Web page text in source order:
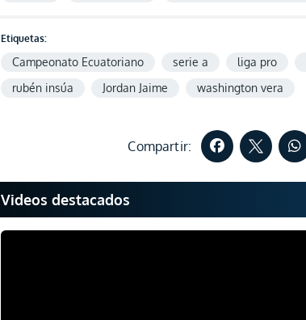
Etiquetas:
Campeonato Ecuatoriano serie a liga pro
rubén insúa
Jordan Jaime washington vera
Compartir:
Videos destacados